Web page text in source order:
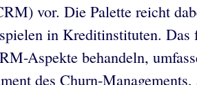
vor. Die Palette reicht
in Kreditinstituten.
Aspekte behandeln,
des Churn-